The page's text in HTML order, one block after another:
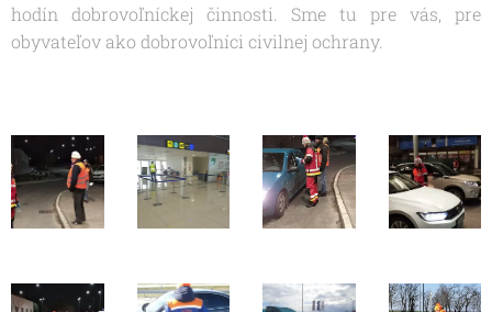
hodín dobrovoľníckej činnosti. Sme tu pre vás, pre
obyvateľov ako dobrovoľníci civilnej ochrany.